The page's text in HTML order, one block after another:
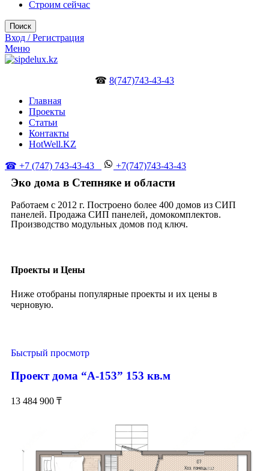
Строим сейчас
Поиск
Вход / Регистрация
Меню
☎ 8(747)743-43-43
Главная
Проекты
Статьи
Контакты
HotWell.KZ
☎ +7 (747) 743-43-43 +7(747)743-43-43
Эко дома в Степняке и области
Работаем с 2012 г. Построено более 400 домов из СИП
панелей. Продажа СИП панелей, домокомплектов.
Производство модульных домов под ключ.
Проекты и Цены
Ниже отобраны популярные проекты и их цены в
черновую.
Быстрый просмотр
Проект дома “А-153” 153 кв.м
13 484 900 ₸